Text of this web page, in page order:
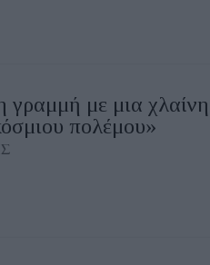
με μια χλαίνη
πολέμου»